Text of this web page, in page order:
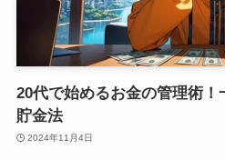
20代で始めるお金の管理術
貯金法
2024年11月4日